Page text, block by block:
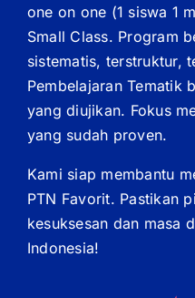
one on one (1 siswa 1
Small Class. Program
sistematis, terstruktur,
Pembelajaran Tematik
yang diujikan. Fokus
yang sudah proven.
Kami siap membantu
PTN Favorit. Pastikan
kesuksesan dan masa
Indonesia!